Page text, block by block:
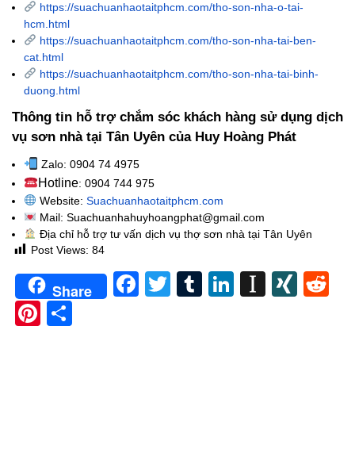
https://suachuanhaotaitphcm.com/tho-son-nha-o-tai-
hcm.html
https://suachuanhaotaitphcm.com/tho-son-nha-tai-ben-
cat.html
https://suachuanhaotaitphcm.com/tho-son-nha-tai-binh-
duong.html
Thông tin hỗ trợ chắm sóc khách hàng sử dụng dịch
vụ sơn nhà tại Tân Uyên của Huy Hoàng Phát
Zalo: 0904 74 4975
Hotline: 0904 744 975
Website: Suachuanhaotaitphcm.com
Mail: Suachuanhahuyhoangphat@gmail.com
Địa chỉ hỗ trợ tư vấn dịch vụ thợ sơn nhà tại Tân Uyên
Post Views: 84
Share Facebook
TwitterTumblrLinkedIn
Pinterest